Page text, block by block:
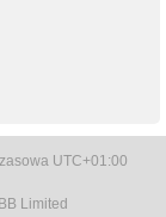
UTC+01:00
Limited